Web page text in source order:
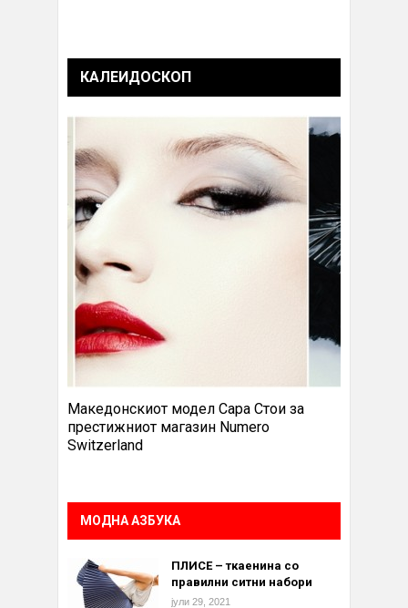
КАЛЕИДОСКОП
Македонскиот модел Сара Стои за
престижниот магазин Numero
Switzerland
МОДНА АЗБУКА
ПЛИСЕ – ткаенина со
правилни ситни набори
јули 29, 2021